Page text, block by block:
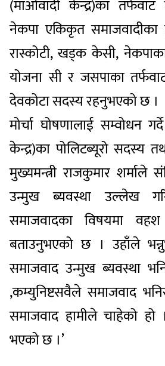
(माओवादी केन्द्र)का तर्फवाट
नेकपा एकिकृत समाजवादीका
रास्कोटी, खड्क केसी,
योजना सी र जसपाका
देवकोटा सदस्य रहनुभएको छ ।
मोर्चा घोषणालाई सम्वोधन
केन्द्र)का पोलिटब्यूरो सदस्य
मुख्यमन्त्री राजकुमार शर्माले
उन्मुख ब्यवस्था उल्लेख
समाजवादका विषयमा
बताउनुभएको छ । उहाँले
समाजवाद उन्मुख ब्यवस्था
,कम्युनिष्टसवैले समाजवाद
समाजवाद हामीले चाहेको
भएको छ ।’